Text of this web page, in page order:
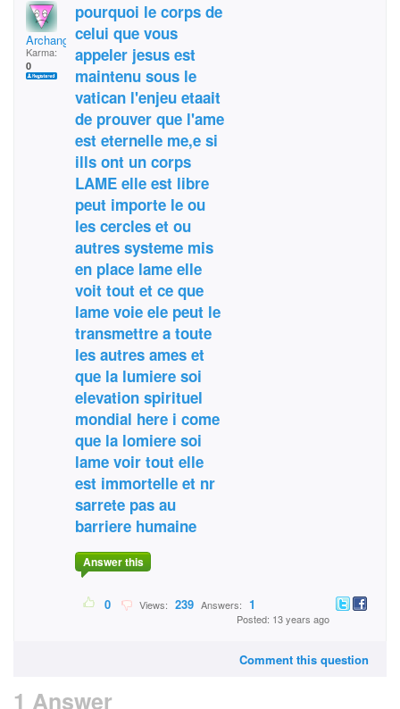
Archange 7
Karma:
0
pourquoi le corps de
celui que vous
appeler jesus est
maintenu sous le
vatican l'enjeu etaait
de prouver que l'ame
est eternelle me,e si
ills ont un corps
LAME elle est libre
peut importe le ou
les cercles et ou
autres systeme mis
en place lame elle
voit tout et ce que
lame voie ele peut le
transmettre a toute
les autres ames et
que la lumiere soi
elevation spirituel
mondial here i come
que la lomiere soi
lame voir tout elle
est immortelle et nr
sarrete pas au
barriere humaine
Answer this
0 Views: 239 Answers: 1
Posted: 13 years ago
Comment this question
1 Answer